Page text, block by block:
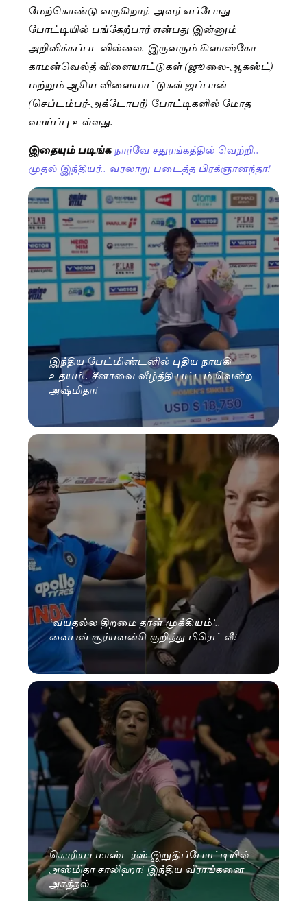
மேற்கொண்டு வருகிறார். அவர் எப்போது
போட்டியில் பங்கேற்பார் என்பது இன்னும்
அறிவிக்கப்படவில்லை. இருவரும் கிளாஸ்கோ
காமன்வெல்த் விளையாட்டுகள் (ஜூலை-ஆகஸ்ட்)
மற்றும் ஆசிய விளையாட்டுகள் ஜப்பான்
(செப்டம்பர்-அக்டோபர்) போட்டிகளில் மோத
வாய்ப்பு உள்ளது.
இதையும் படிங்கநார்வே சதுரங்கத்தில் வெற்றி..
முதல் இந்தியர்.. வரலாறு படைத்த பிரக்ஞானந்தா!
இந்திய பேட்மிண்டனில் புதிய நாயகி
உதயம்.. சீனாவை வீழ்த்தி பட்டம் வென்ற
அஷ்மிதா!
‘வயதல்ல திறமை தான் முக்கியம்’..
வைபவ் சூர்யவன்சி குறித்து பிரெட் லீ!
கொரியா மாஸ்டர்ஸ் இறுதிப்போட்டியில்
அஸ்மிதா சாலிஹா! இந்திய வீராங்கனை
அசத்தல்